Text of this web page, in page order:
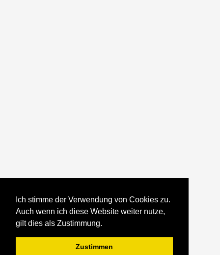
Ich stimme der Verwendung von Cookies zu.
Auch wenn ich diese Website weiter nutze,
gilt dies als Zustimmung.
Zustimmen